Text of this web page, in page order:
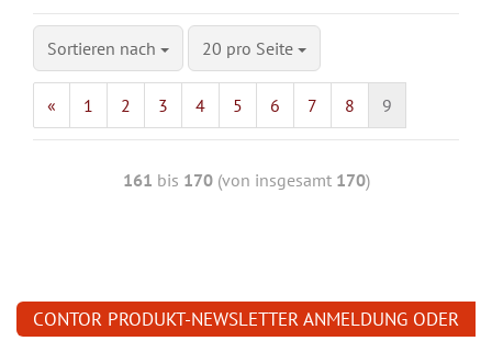
Sortieren nach 20 pro Seite
« 1 2 3 4 5 6 7 8 9
161 bis 170(von insgesamt 170)
CONTOR PRODUKT-NEWSLETTER ANMELDUNG ODER